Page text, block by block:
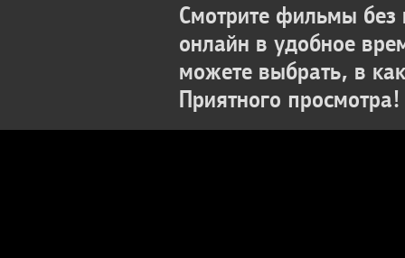
Смотрите фильмы без
онлайн в удобное
можете выбрать, в
Приятного просмотра!